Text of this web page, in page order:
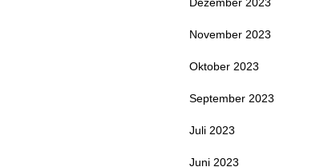
November 2023
Oktober 2023
September 2023
Juli 2023
Juni 2023